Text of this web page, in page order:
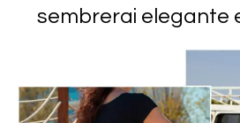
sembrerai elegante